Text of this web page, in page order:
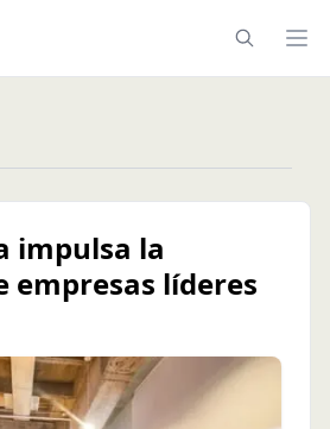
impulsa la
empresas líderes